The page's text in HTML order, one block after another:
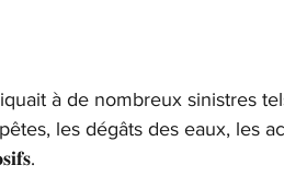
à de nombreux sinistres
les dégâts des eaux, les